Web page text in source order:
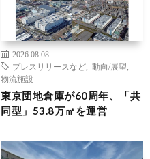
2026.08.08
プレスリリースなど
動向/展望
物流施設
東京団地倉庫が60周年、「共
同型」53.8万㎡を運営